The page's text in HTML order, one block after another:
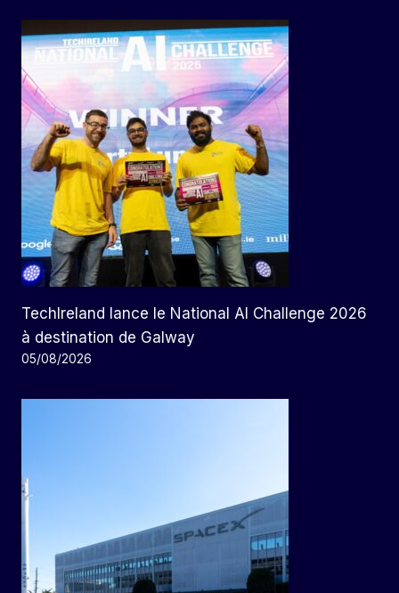
TechIreland lance le National AI Challenge 2026
à destination de Galway
05/08/2026